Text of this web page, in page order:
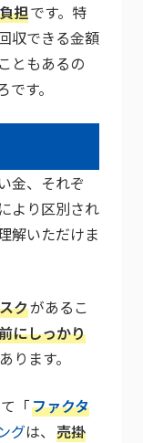
担です。特
収できる金額
ともあるの
す。
金、それぞ
より区別され
解いただけま
クがあるこ
にしっかり
ります。
「ファクタ
グは、 売掛